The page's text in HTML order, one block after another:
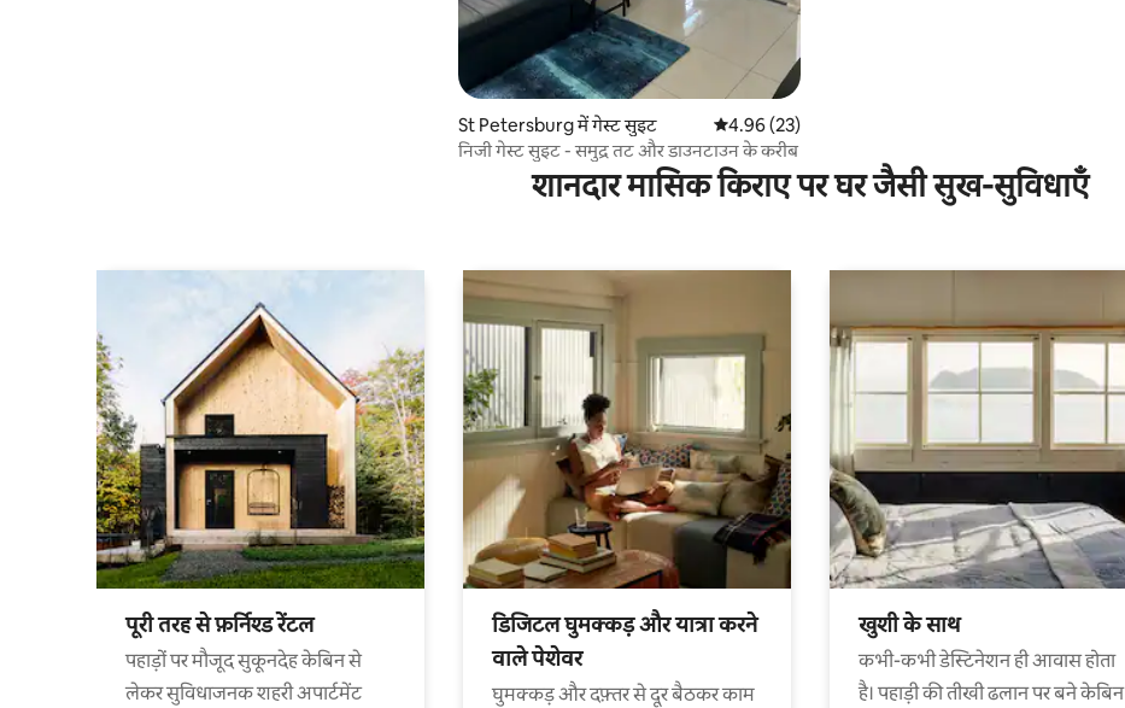
St Petersburg में गेस्ट सुइट औसत रेटिंग 5 में से 4.96, 23 समीक्षाएँ
4.96 (23)
निजी गेस्ट सुइट - समुद्र तट और डाउनटाउन के करीब
शानदार मासिक किराए पर घर जैसी सुख-सुविधाएँ
पूरी तरह से फ़र्निश्ड रेंटल
पहाड़ों पर मौजूद सुकूनदेह केबिन से
लेकर सुविधाजनक शहरी अपार्टमेंट
डिजिटल घुमक्कड़ और यात्रा करने
वाले पेशेवर
घुमक्कड़ और दफ़्तर से दूर बैठकर काम
खुशी के साथ
कभी-कभी डेस्टिनेशन ही आवास होता
है। पहाड़ी की तीखी ढलान पर बने केबिन